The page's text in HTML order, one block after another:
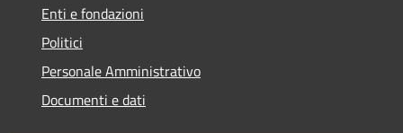
Enti e fondazioni
Politici
Personale Amministrativo
Documenti e dati